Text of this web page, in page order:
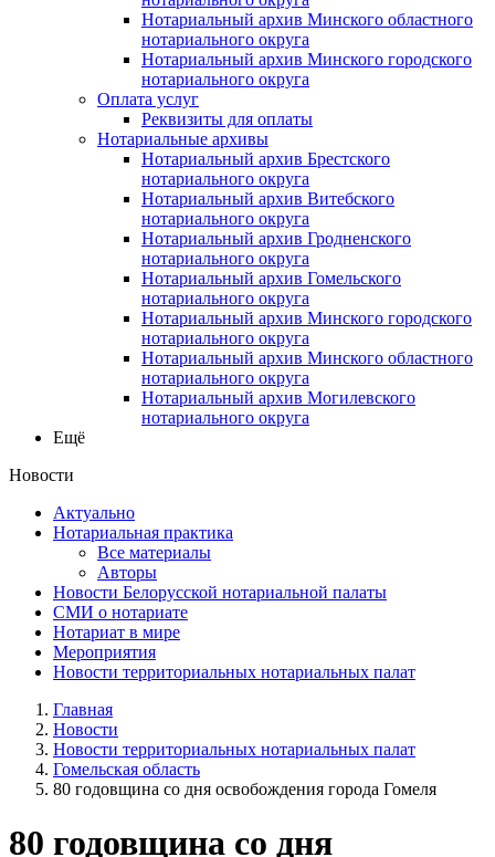
Нотариальный архив Минского областного
нотариального округа
Нотариальный архив Минского городского
нотариального округа
Оплата услуг
Реквизиты для оплаты
Нотариальные архивы
Нотариальный архив Брестского
нотариального округа
Нотариальный архив Витебского
нотариального округа
Нотариальный архив Гродненского
нотариального округа
Нотариальный архив Гомельского
нотариального округа
Нотариальный архив Минского городского
нотариального округа
Нотариальный архив Минского областного
нотариального округа
Нотариальный архив Могилевского
нотариального округа
Ещё
Новости
Актуально
Нотариальная практика
Все материалы
Авторы
Новости Белорусской нотариальной палаты
СМИ о нотариате
Нотариат в мире
Мероприятия
Новости территориальных нотариальных палат
Главная
Новости
Новости территориальных нотариальных палат
Гомельская область
80 годовщина со дня освобождения города Гомеля
80 годовщина со дня